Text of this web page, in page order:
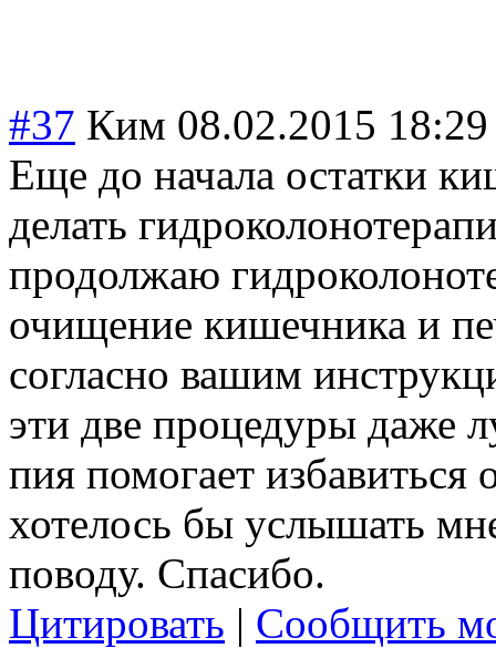
#37 Ким 08.02.2015 18:29
Еще до начала остатки
делать гидроколонотера
продолжаю
очищение кишечника и
согласно вашим
эти две процедуры даже
пия помогает
хотелось бы услышать
поводу. Спасибо.
Цитировать | Сообщить